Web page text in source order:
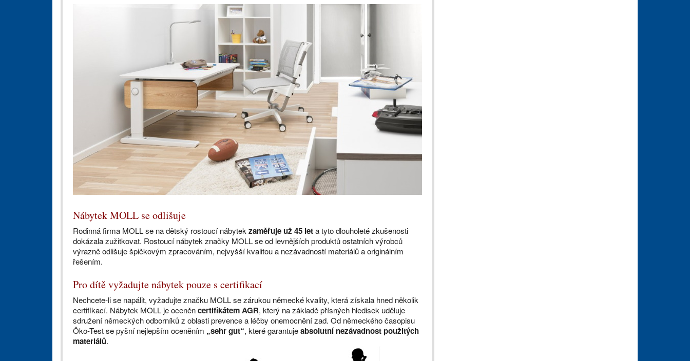
Nábytek MOLL se odlišuje
Rodinná firma MOLL se na dětský rostoucí nábytek zaměřuje už 45 leta tyto dlouholeté zkušenosti
dokázala zužitkovat. Rostoucí nábytek značky MOLL se od levnějších produktů ostatních výrobců
výrazně odlišuje špičkovým zpracováním, nejvyšší kvalitou a nezávadností materiálů a originálním
řešením.
Pro dítě vyžadujte nábytek pouze s certifikací
Nechcete-li se napálit, vyžadujte značku MOLL se zárukou německé kvality, která získala hned několik
certifikací. Nábytek MOLL je oceněncertifikátem AGR, který na základě přísných hledisek uděluje
sdružení německých odborníků z oblasti prevence a léčby onemocnění zad. Od německého časopisu
Öko-Test se pyšní nejlepším oceněním „sehr gut“, které garantujeabsolutní nezávadnost použitých
materiálů.